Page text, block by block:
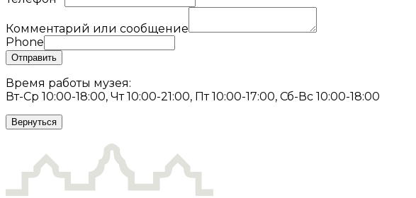
Комментарий или сообщение
Phone
Отправить
Время работы музея:
Вт-Ср 10:00-18:00, Чт 10:00-21:00, Пт 10:00-17:00, Сб-Вс 10:00-18:00
Вернуться